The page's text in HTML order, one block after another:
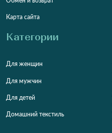
Карта сайта
Категории
Для женщин
Для мужчин
Для детей
Домашний текстиль